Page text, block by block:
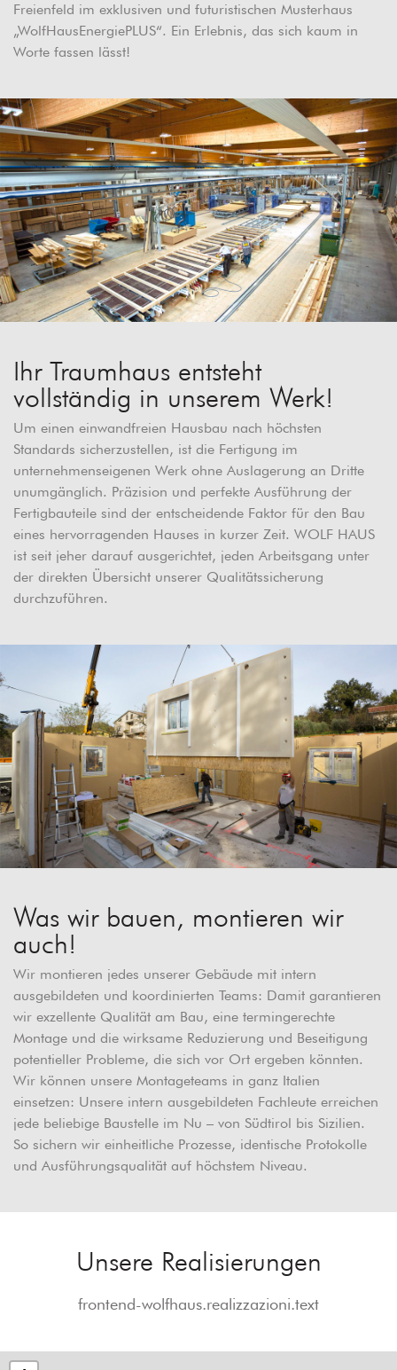
Freienfeld im exklusiven und futuristischen Musterhaus
„WolfHausEnergiePLUS“. Ein Erlebnis, das sich kaum in
Worte fassen lässt!
Ihr Traumhaus entsteht
vollständig in unserem Werk!
Um einen einwandfreien Hausbau nach höchsten
Standards sicherzustellen, ist die Fertigung im
unternehmenseigenen Werk ohne Auslagerung an Dritte
unumgänglich. Präzision und perfekte Ausführung der
Fertigbauteile sind der entscheidende Faktor für den Bau
eines hervorragenden Hauses in kurzer Zeit. WOLF HAUS
ist seit jeher darauf ausgerichtet, jeden Arbeitsgang unter
der direkten Übersicht unserer Qualitätssicherung
durchzuführen.
Was wir bauen, montieren wir
auch!
Wir montieren jedes unserer Gebäude mit intern
ausgebildeten und koordinierten Teams: Damit garantieren
wir exzellente Qualität am Bau, eine termingerechte
Montage und die wirksame Reduzierung und Beseitigung
potentieller Probleme, die sich vor Ort ergeben könnten.
Wir können unsere Montageteams in ganz Italien
einsetzen: Unsere intern ausgebildeten Fachleute erreichen
jede beliebige Baustelle im Nu – von Südtirol bis Sizilien.
So sichern wir einheitliche Prozesse, identische Protokolle
und Ausführungsqualität auf höchstem Niveau.
Unsere Realisierungen
frontend-wolfhaus.realizzazioni.text